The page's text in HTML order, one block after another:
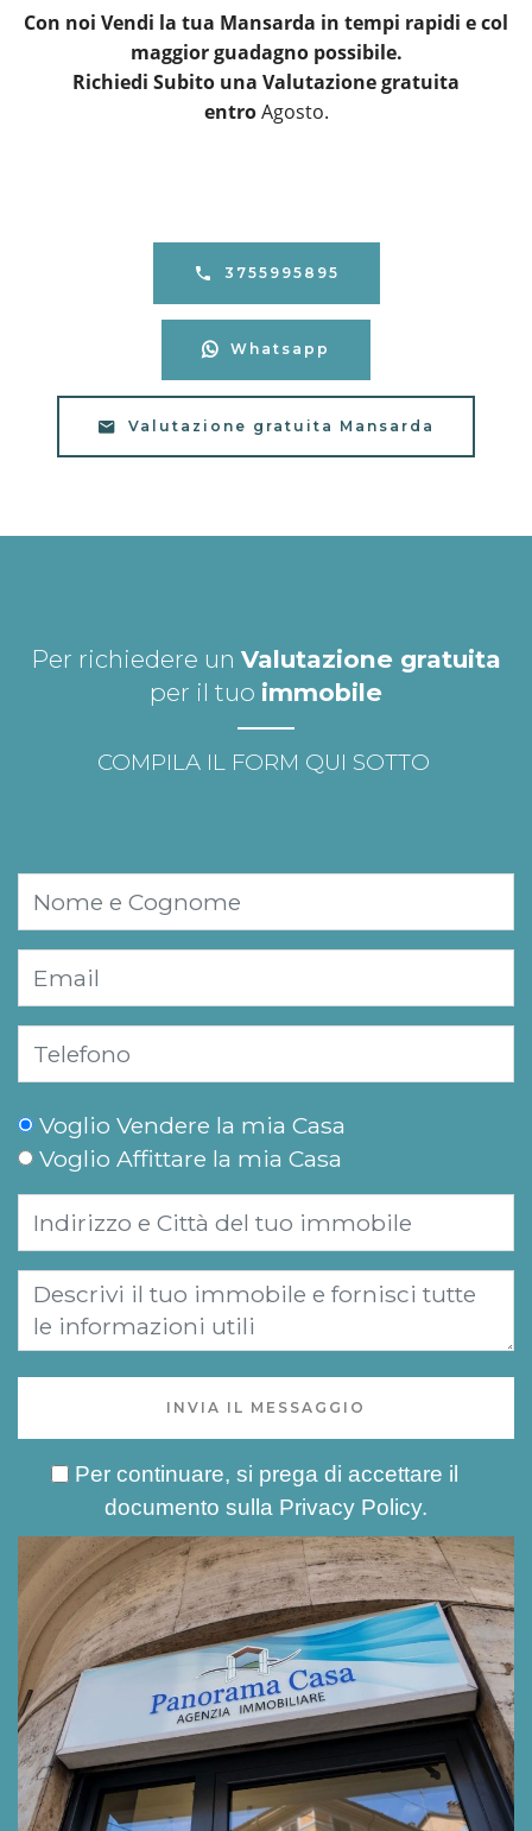
Con noi Vendi la tua Mansarda in tempi rapidi e col
maggior guadagno possibile.
Richiedi Subito una Valutazione gratuita
entroAgosto.
3755995895
Whatsapp
Valutazione gratuita Mansarda
Per richiedere un Valutazione gratuita
per il tuo immobile
COMPILA IL FORM QUI SOTTO
Voglio Vendere la mia Casa
Voglio Affittare la mia Casa
INVIA IL MESSAGGIO
Per continuare, si prega di accettare il
documento sulla Privacy Policy.